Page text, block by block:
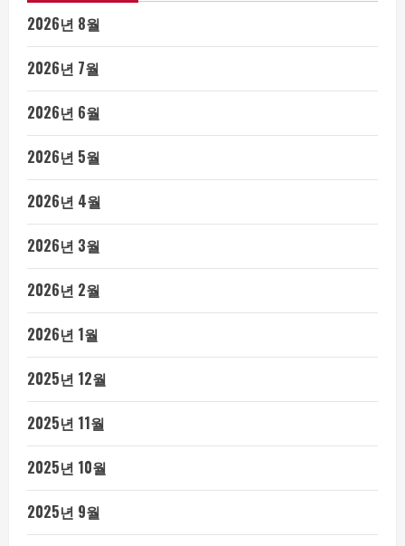
2026년 8월
2026년 7월
2026년 6월
2026년 5월
2026년 4월
2026년 3월
2026년 2월
2026년 1월
2025년 12월
2025년 11월
2025년 10월
2025년 9월